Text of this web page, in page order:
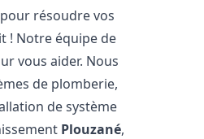
résoudre vos
! Notre équipe de
vous aider. Nous
de plomberie,
de système
Plouzané,